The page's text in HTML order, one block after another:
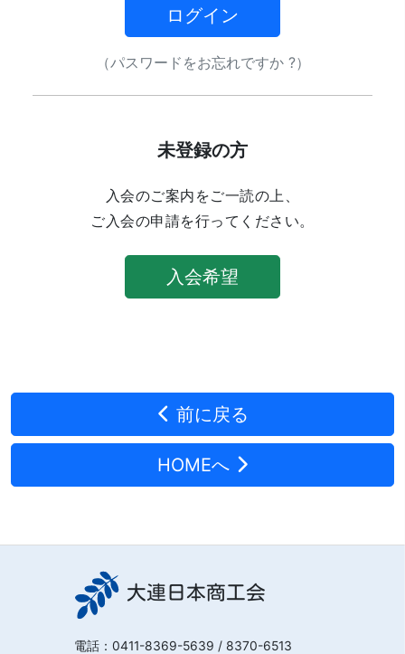
ログイン
（パスワードをお忘れですか ?）
未登録の方
入会のご案内をご一読の上、
ご入会の申請を行ってください。
入会希望
前に戻る
HOMEへ
大連日本商工会
電話： 0411-8369-5639 / 8370-6513